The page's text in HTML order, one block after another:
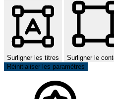
Surligner les titres Surligner le
Réinitialiser les paramètres